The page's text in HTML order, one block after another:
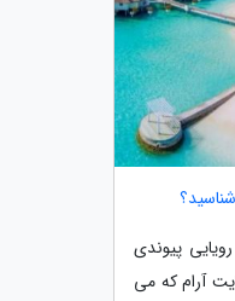
پیوندی
آرام که می